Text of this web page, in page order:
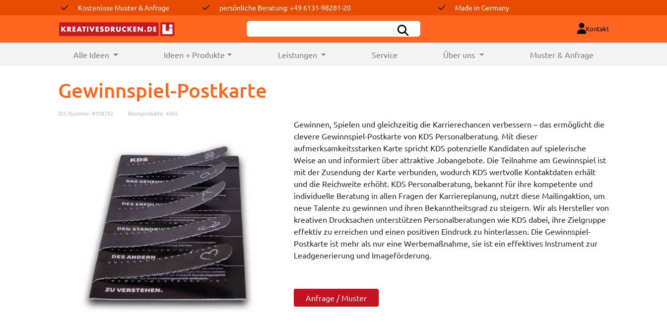
Kostenlose Muster & Anfrage persönliche Beratung: +49 6131-98281-20 Made in Germany
Kontakt
Alle Ideen (current) Ideen + Produkte Leistungen Service Über uns Muster & Anfrage
Gewinnspiel-Postkarte
IDS Nummer: #108792 Basisprodukte: 4065
Gewinnen, Spielen und gleichzeitig die Karrierechancen verbessern – das ermöglicht die
clevere Gewinnspiel-Postkarte von KDS Personalberatung. Mit dieser
aufmerksamkeitsstarken Karte spricht KDS potenzielle Kandidaten auf spielerische
Weise an und informiert über attraktive Jobangebote. Die Teilnahme am Gewinnspiel ist
mit der Zusendung der Karte verbunden, wodurch KDS wertvolle Kontaktdaten erhält
und die Reichweite erhöht. KDS Personalberatung, bekannt für ihre kompetente und
individuelle Beratung in allen Fragen der Karriereplanung, nutzt diese Mailingaktion, um
neue Talente zu gewinnen und ihren Bekanntheitsgrad zu steigern. Wir als Hersteller von
kreativen Drucksachen unterstützen Personalberatungen wie KDS dabei, ihre Zielgruppe
effektiv zu erreichen und einen positiven Eindruck zu hinterlassen. Die Gewinnspiel-
Postkarte ist mehr als nur eine Werbemaßnahme, sie ist ein effektives Instrument zur
Leadgenerierung und Imageförderung.
Anfrage / Muster